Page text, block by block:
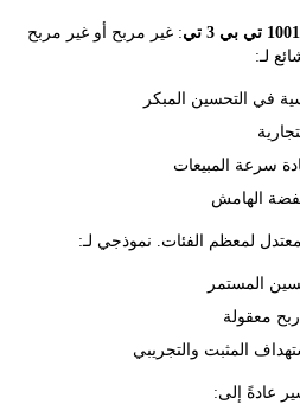
: غير مربح أو غير مربح
المبكر
الفئات. نموذجي لـ:
والتجريبي